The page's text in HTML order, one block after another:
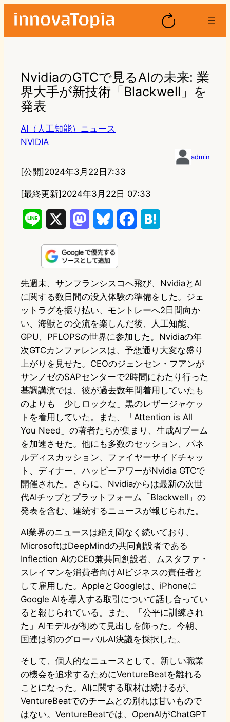
NvidiaのGTCで見るAIの未来: 業
界大手が新技術「Blackwell」を
発表
AI（人工知能）ニュース
NVIDIA
admin
[公開]2024年3月22日7:33
[最終更新]2024年3月22日 07:33
n
e
s
o
d
o
n
u
s
k
y
e
b
o
o
k
e
n
a
先週末、サンフランシスコへ飛び、NvidiaとAI
に関する数日間の没入体験の準備をした。ジェ
ットラグを振り払い、モントレーへ2日間向か
い、海獣との交流を楽しんだ後、人工知能、
GPU、PFLOPSの世界に参加した。Nvidiaの年
次GTCカンファレンスは、予想通り大変な盛り
上がりを見せた。CEOのジェンセン・フアンが
サンノゼのSAPセンターで2時間にわたり行った
基調講演では、彼が過去数年間着用していたも
のよりも「少しロックな」黒のレザージャケッ
トを着用していた。また、「Attention is All
You Need」の著者たちが集まり、生成AIブーム
を加速させた。他にも多数のセッション、パネ
ルディスカッション、ファイヤーサイドチャッ
ト、ディナー、ハッピーアワーがNvidia GTCで
開催された。さらに、Nvidiaからは最新の次世
代AIチップとプラットフォーム「Blackwell」の
発表を含む、連続するニュースが報じられた。
AI業界のニュースは絶え間なく続いており、
MicrosoftはDeepMindの共同創設者である
Inflection AIのCEO兼共同創設者、ムスタファ・
スレイマンを消費者向けAIビジネスの責任者と
して雇用した。AppleとGoogleは、iPhoneに
Google AIを導入する取引について話し合ってい
ると報じられている。また、「公平に訓練され
た」AIモデルが初めて見出しを飾った。今朝、
国連は初のグローバルAI決議を採択した。
そして、個人的なニュースとして、新しい職業
の機会を追求するためにVentureBeatを離れる
ことになった。AIに関する取材は続けるが、
VentureBeatでのチームとの別れは甘いもので
はない。VentureBeatでは、OpenAIがChatGPT